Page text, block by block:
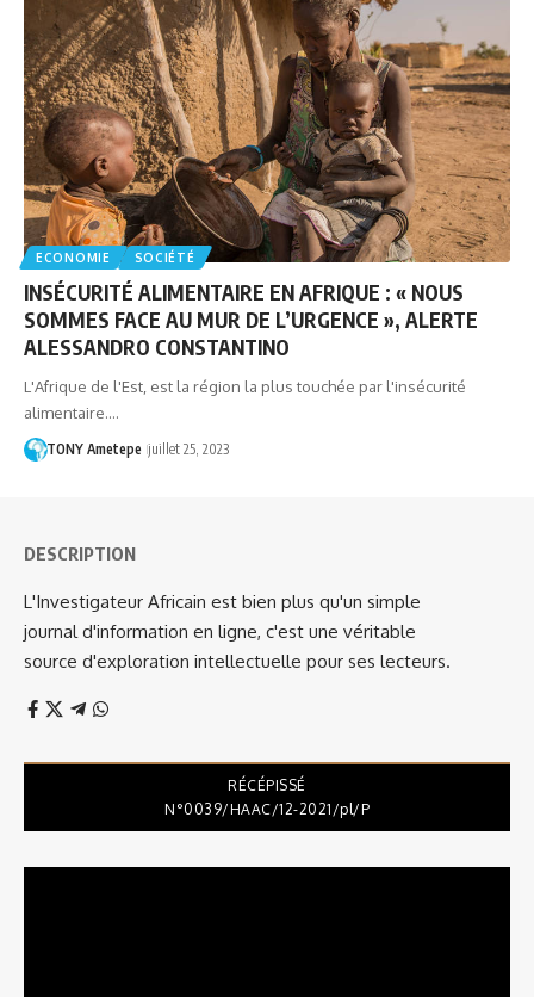
ECONOMIE SOCIÉTÉ
INSÉCURITÉ ALIMENTAIRE EN AFRIQUE : « NOUS
SOMMES FACE AU MUR DE L’URGENCE », ALERTE
ALESSANDRO CONSTANTINO
L'Afrique de l'Est, est la région la plus touchée par l'insécurité
alimentaire.…
TONY Ametepe juillet 25, 2023
DESCRIPTION
L'Investigateur Africain est bien plus qu'un simple
journal d'information en ligne, c'est une véritable
source d'exploration intellectuelle pour ses lecteurs.
RÉCÉPISSÉ
N°0039/HAAC/12-2021/pl/P